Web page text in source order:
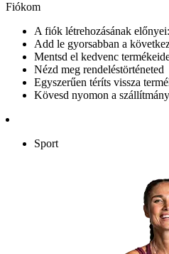
Fiókom
A fiók létrehozásának előnyei:
Add le gyorsabban a
Mentsd el kedvenc
Nézd meg rendeléstörténeted
Egyszerűen téríts vissza
Kövesd nyomon a
Sport